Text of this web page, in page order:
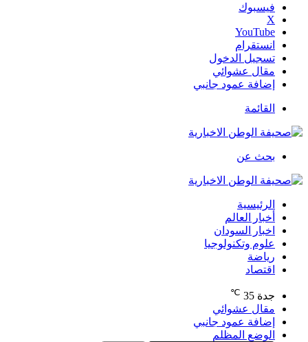
فيسبوك
‫X
‫YouTube
انستقرام
تسجيل الدخول
مقال عشوائي
إضافة عمود جانبي
القائمة
بحث عن
الرئيسية
أخبار العالم
اخبار السودان
علوم وتكنولوجيا
رياضة
اقتصاد
جدة 35
℃
مقال عشوائي
إضافة عمود جانبي
الوضع المظلم